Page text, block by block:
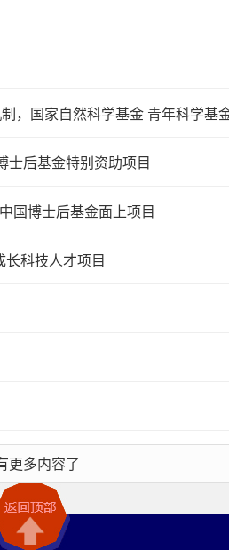
，国家自然科学基金 青年科学基
士后基金特别资助项目
国博士后基金面上项目
科技人才项目
更多内容了